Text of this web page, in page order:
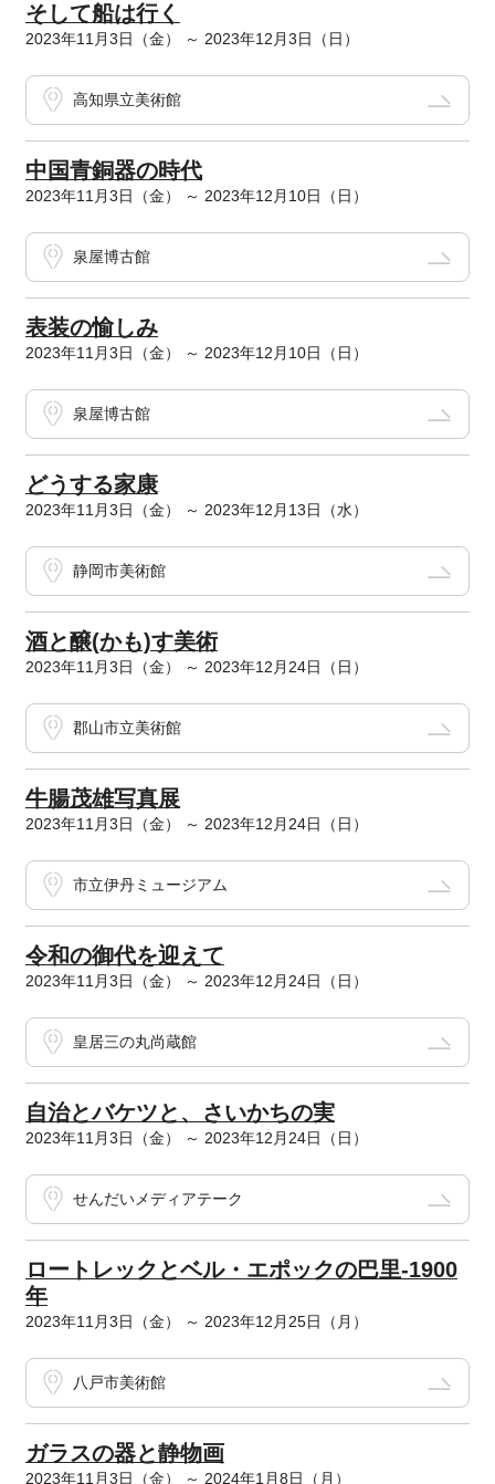
そして船は行く
2023年11月3日（金） ～ 2023年12月3日（日）
高知県立美術館
中国青銅器の時代
2023年11月3日（金） ～ 2023年12月10日（日）
泉屋博古館
表装の愉しみ
2023年11月3日（金） ～ 2023年12月10日（日）
泉屋博古館
どうする家康
2023年11月3日（金） ～ 2023年12月13日（水）
静岡市美術館
酒と醸(かも)す美術
2023年11月3日（金） ～ 2023年12月24日（日）
郡山市立美術館
牛腸茂雄写真展
2023年11月3日（金） ～ 2023年12月24日（日）
市立伊丹ミュージアム
令和の御代を迎えて
2023年11月3日（金） ～ 2023年12月24日（日）
皇居三の丸尚蔵館
自治とバケツと、さいかちの実
2023年11月3日（金） ～ 2023年12月24日（日）
せんだいメディアテーク
ロートレックとベル・エポックの巴里-1900
年
2023年11月3日（金） ～ 2023年12月25日（月）
八戸市美術館
ガラスの器と静物画
2023年11月3日（金） ～ 2024年1月8日（月）